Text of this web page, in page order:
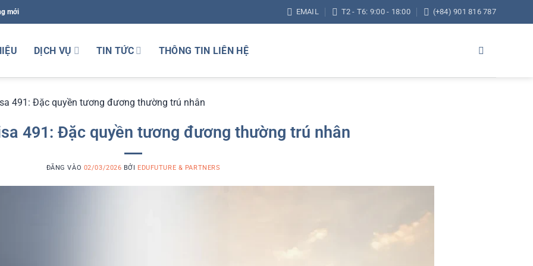
mới EMAIL T2 - T6: 9:00 - 18:00 (+84) 901 816 787
DỊCH VỤ TIN TỨC THÔNG TIN LIÊN HỆ
491: Đặc quyền tương đương thường trú nhân
491: Đặc quyền tương đương thường trú nhân
ĐĂNG VÀO 02/03/2026 BỞI EDUFUTURE & PARTNERS